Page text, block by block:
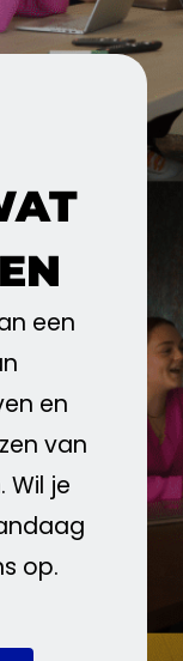
een
en
van
Wil je
op.